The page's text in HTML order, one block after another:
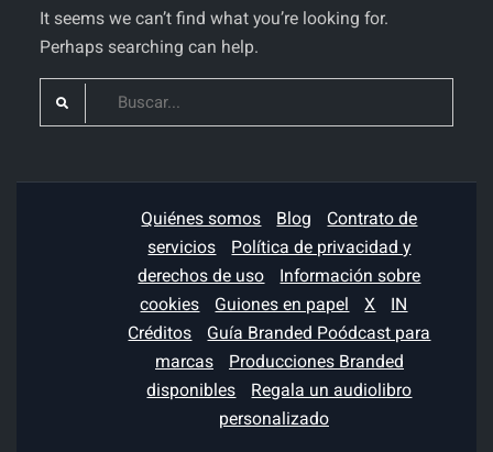
It seems we can’t find what you’re looking for.
Perhaps searching can help.
Search
Quiénes somos Blog
Contrato de
servicios Política de privacidad y
derechos de uso Información sobre
cookies Guiones en papel X IN
Créditos Guía Branded Poódcast para
marcas Producciones Branded
disponibles Regala un audiolibro
personalizado